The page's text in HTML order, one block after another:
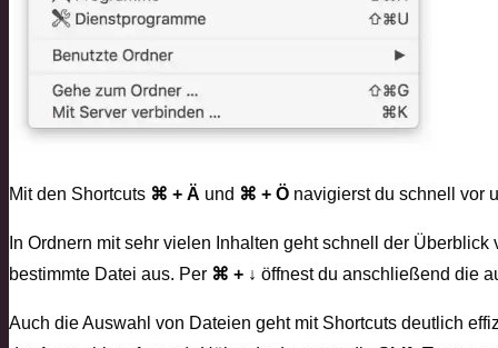
Mit den Shortcuts ⌘ + Ä und ⌘ + Ö navigierst du schnell vor
In Ordnern mit sehr vielen Inhalten geht schnell der
bestimmte Datei aus. Per ⌘ + ↓ öffnest du anschließend die
Auch die Auswahl von Dateien geht mit Shortcuts deutlich